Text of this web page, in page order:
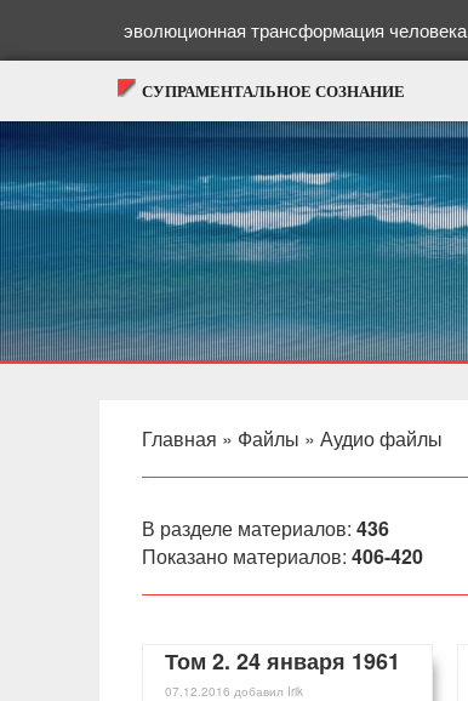
эволюционная трансформация человека
СУПРАМЕНТАЛЬНОЕ СОЗНАНИЕ
Главная » Файлы » Аудио файлы
В разделе материалов: 436
Показано материалов: 406-420
Том 2. 24 января 1961
07.12.2016 добавил Irik